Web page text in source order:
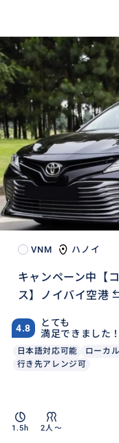
VNM ハノイ
キャンペーン中【
ス】ノイバイ空港
4.8
とても
満足できました！
日本語対応可能 ローカ
行き先アレンジ可
1.5h 2人〜